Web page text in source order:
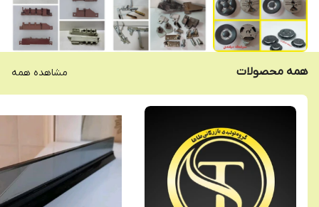
همه محصولات مشاهده همه